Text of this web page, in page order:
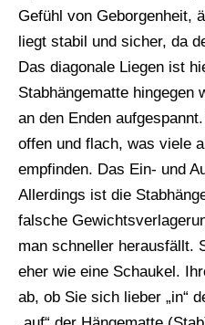
Gefühl von Geborgenheit,
liegt stabil und sicher, da
Das diagonale Liegen ist
Stabhängematte hingegen
an den Enden
offen und flach, was viele
empfinden. Das Ein- und
Allerdings ist die
falsche
man schneller herausfällt.
eher wie eine Schaukel.
ab, ob Sie sich lieber „in“